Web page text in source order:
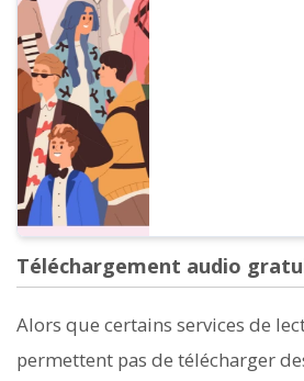
Téléchargement audio
Alors que certains services de
permettent pas de télécharger